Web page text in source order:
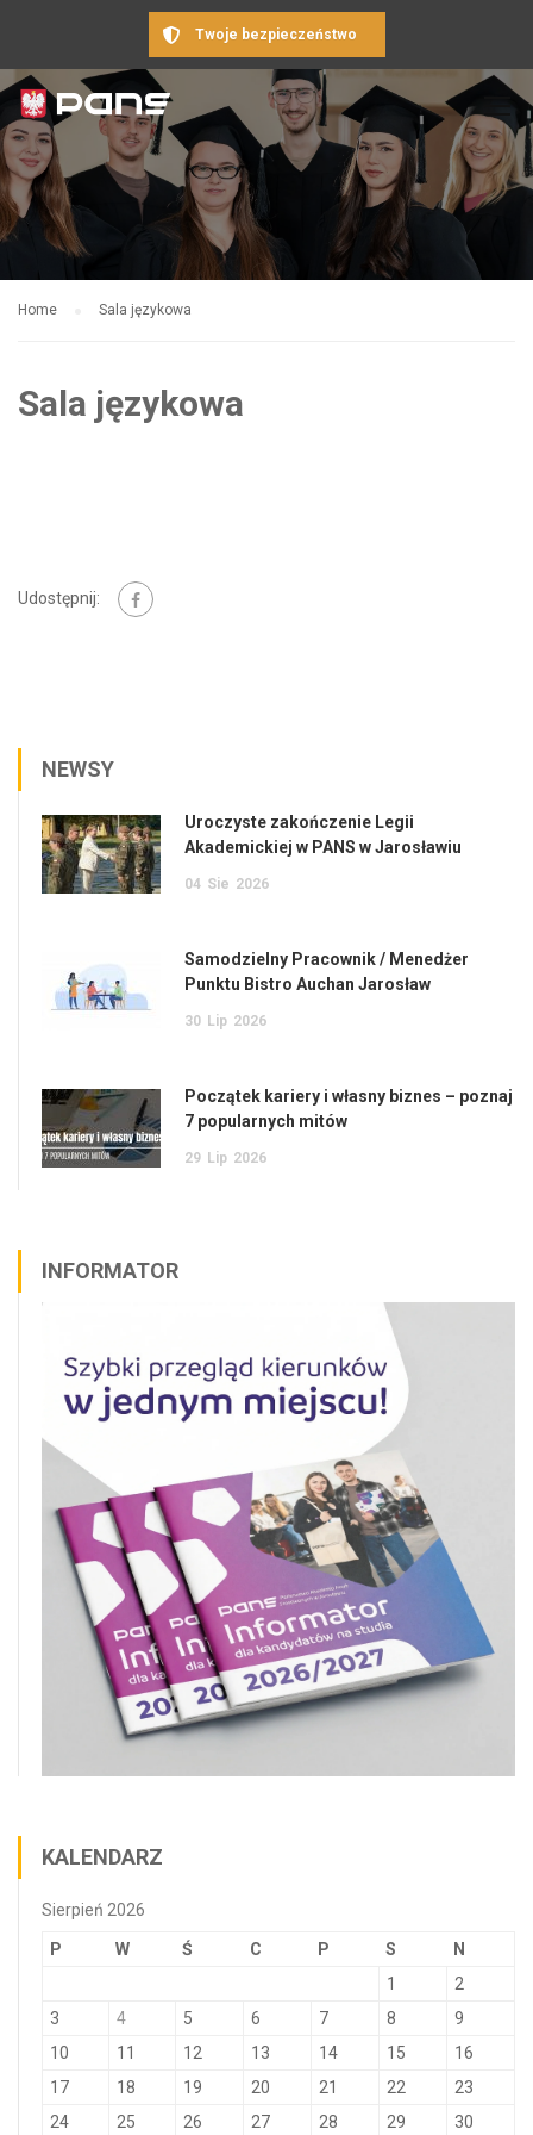
Twoje bezpieczeństwo
Home Sala językowa
Sala językowa
Udostępnij:
NEWSY
Uroczyste zakończenie Legii
Akademickiej w PANS w Jarosławiu
04 Sie 2026
Samodzielny Pracownik / Menedżer
Punktu Bistro Auchan Jarosław
30 Lip 2026
Początek kariery i własny biznes – poznaj
7 popularnych mitów
29 Lip 2026
INFORMATOR
KALENDARZ
Sierpień 2026
P W Ś C P S
N
1
2
3
4 5 6 7 8
9
10
11 12 13 14 15
16
17
18 19 20 21 22
23
24
25 26 27 28 29 30